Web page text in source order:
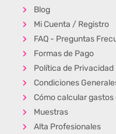
Blog
Mi Cuenta / Registro
FAQ - Preguntas
Formas de Pago
Política de Privacidad
Condiciones
Cómo calcular gastos
Muestras
Alta Profesionales